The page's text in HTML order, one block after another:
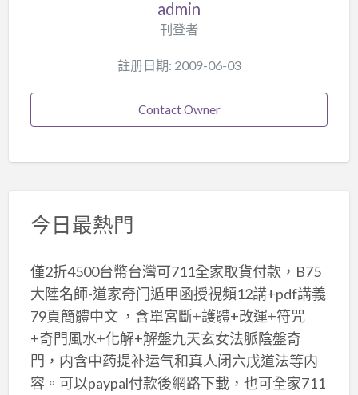
admin
刊登者
註册日期: 2009-06-03
Contact Owner
今日最熱門
僅2折4500台幣台灣可711全家取貨付款，B75
大陸名師-道家奇门遁甲函授視頻12講+pdf講義
79頁簡體中文 ，含單宮斷+護體+改運+符咒
+奇門風水+化解+解盤九天玄女法脈陰盤奇
門，内含中药提补运气和真人闭六戊道法等内
容。可以paypal付款後網路下載，也可全家711